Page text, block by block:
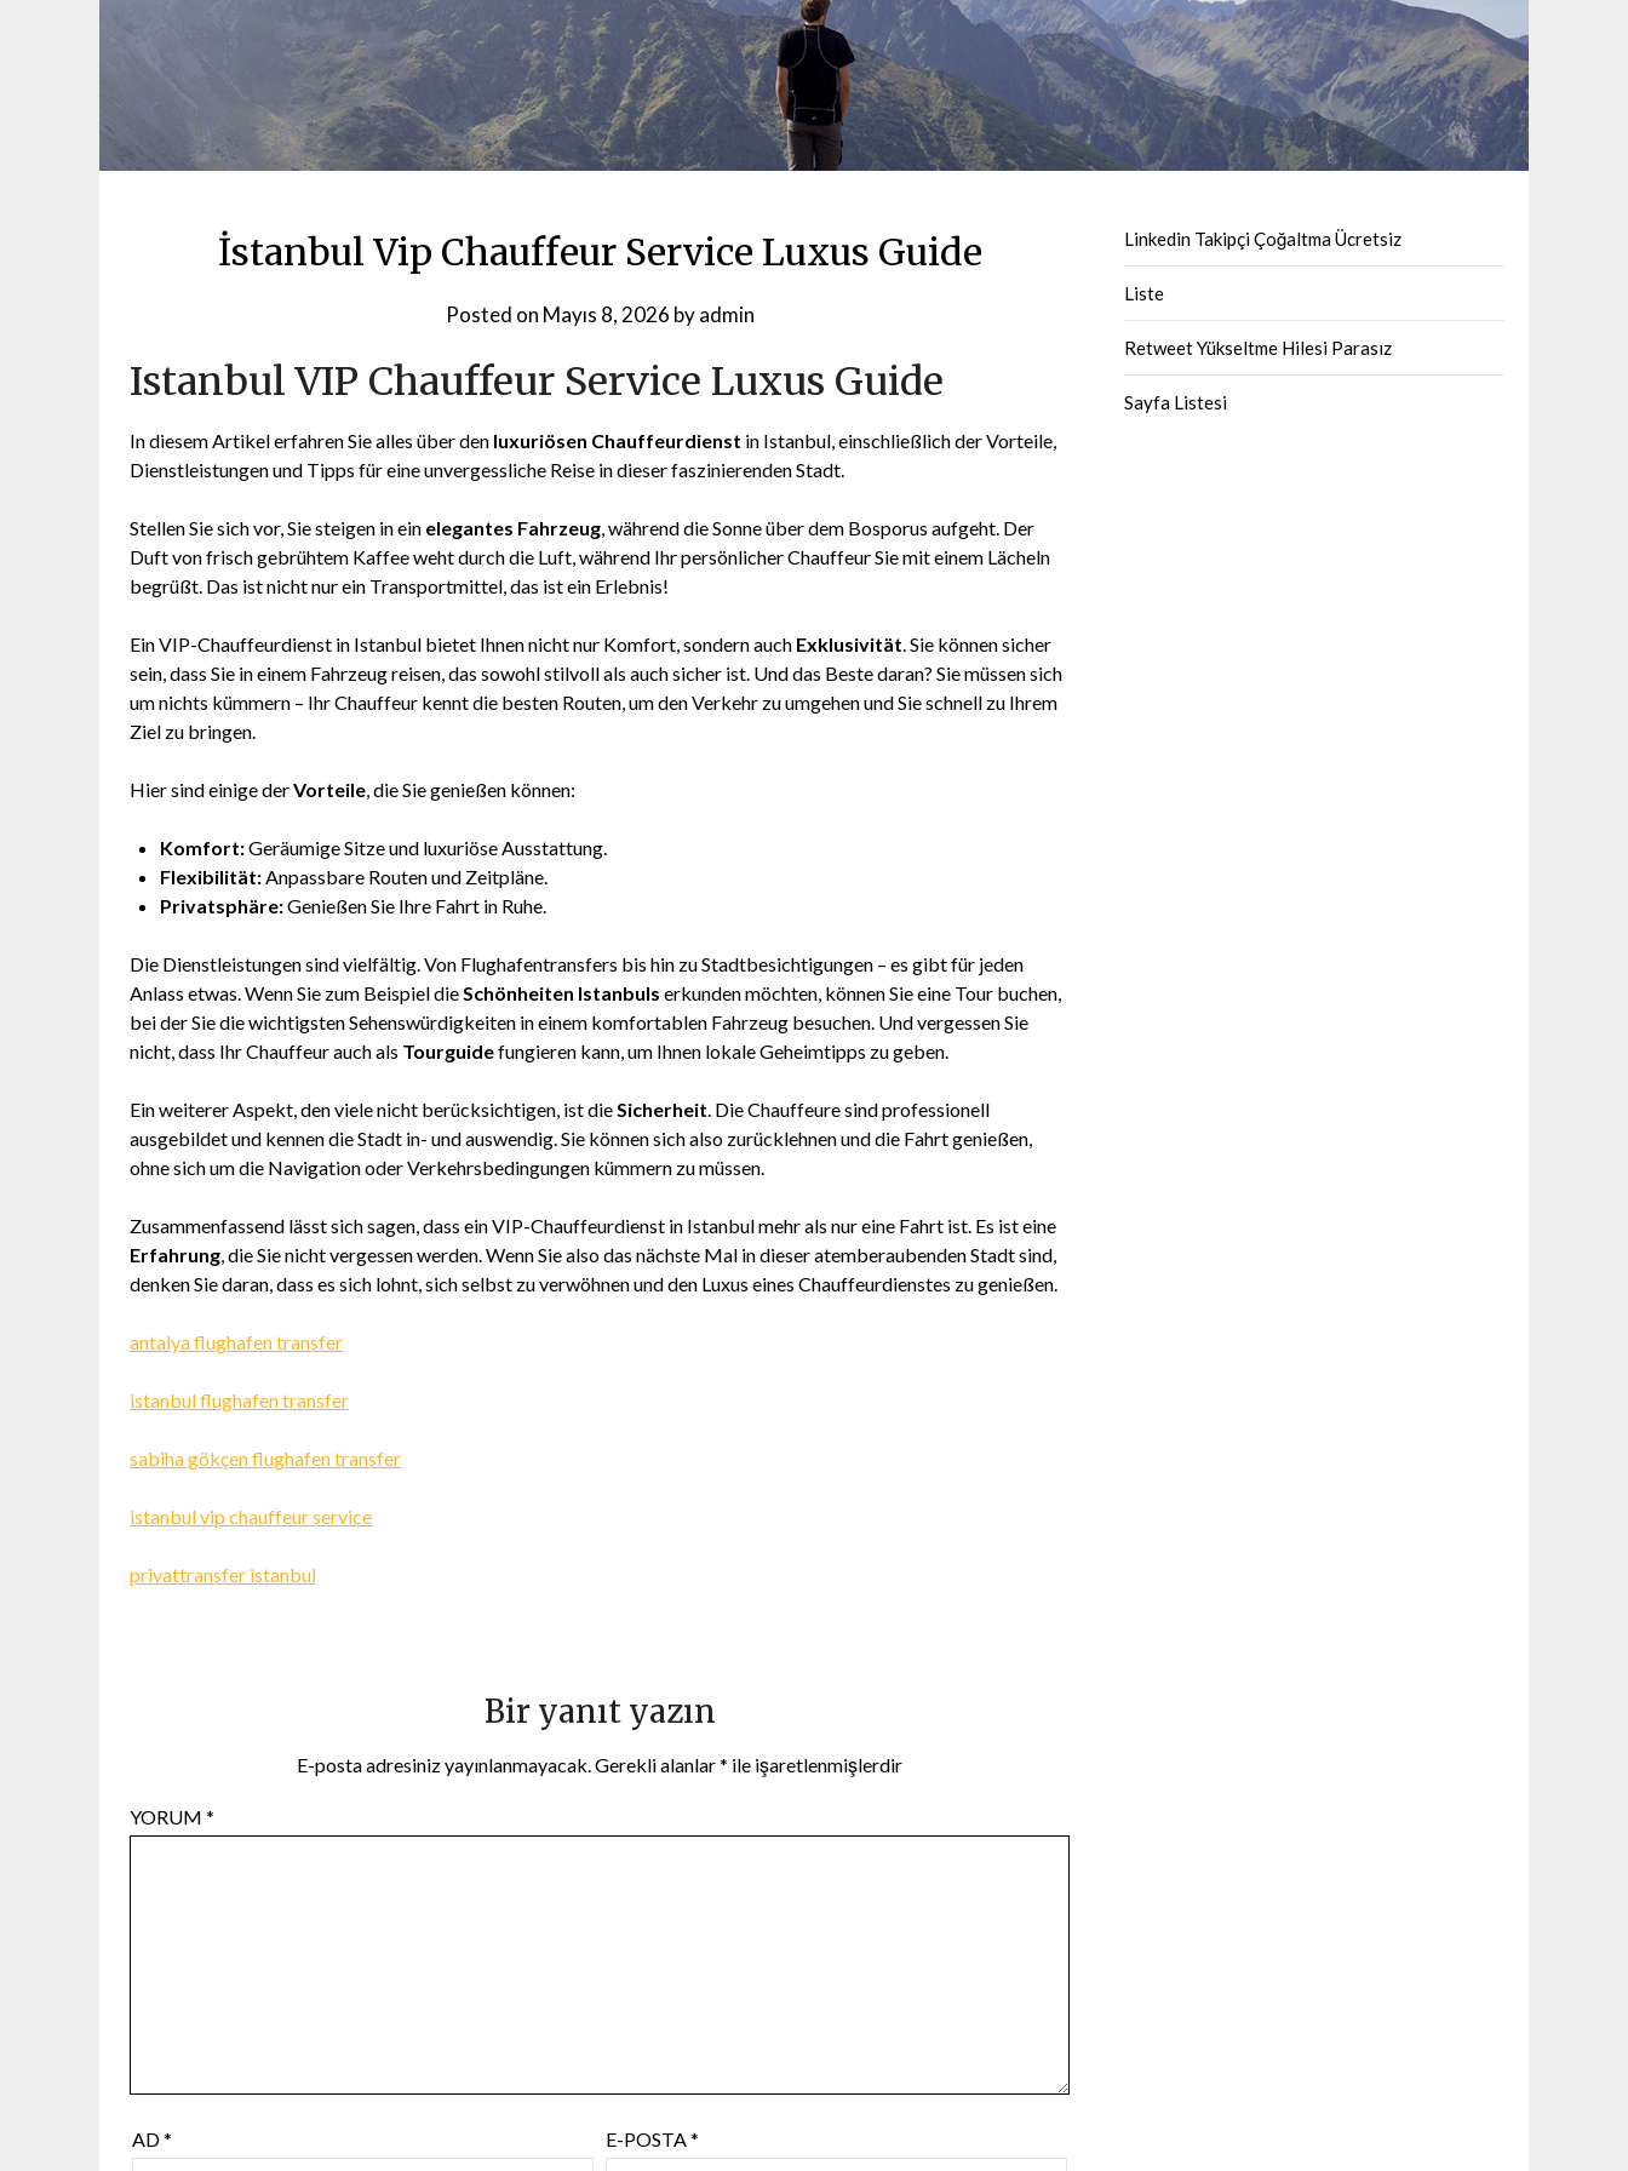
İstanbul Vip Chauffeur Service Luxus Guide
Posted on Mayıs 8, 2026 byadmin
Istanbul VIP Chauffeur Service Luxus Guide
In diesem Artikel erfahren Sie alles über den luxuriösen Chauffeurdienst in Istanbul, einschließlich der Vorteile,
Dienstleistungen und Tipps für eine unvergessliche Reise in dieser faszinierenden Stadt.
Stellen Sie sich vor, Sie steigen in ein elegantes Fahrzeug, während die Sonne über dem Bosporus aufgeht. Der
Duft von frisch gebrühtem Kaffee weht durch die Luft, während Ihr persönlicher Chauffeur Sie mit einem Lächeln
begrüßt. Das ist nicht nur ein Transportmittel, das ist ein Erlebnis!
Ein VIP-Chauffeurdienst in Istanbul bietet Ihnen nicht nur Komfort, sondern auch Exklusivität. Sie können sicher
sein, dass Sie in einem Fahrzeug reisen, das sowohl stilvoll als auch sicher ist. Und das Beste daran? Sie müssen sich
um nichts kümmern – Ihr Chauffeur kennt die besten Routen, um den Verkehr zu umgehen und Sie schnell zu Ihrem
Ziel zu bringen.
Hier sind einige derVorteile, die Sie genießen können:
Komfort:Geräumige Sitze und luxuriöse Ausstattung.
Flexibilität:Anpassbare Routen und Zeitpläne.
Privatsphäre:Genießen Sie Ihre Fahrt in Ruhe.
Die Dienstleistungen sind vielfältig. Von Flughafentransfers bis hin zu Stadtbesichtigungen – es gibt für jeden
Anlass etwas. Wenn Sie zum Beispiel dieSchönheiten Istanbuls erkunden möchten, können Sie eine Tour buchen,
bei der Sie die wichtigsten Sehenswürdigkeiten in einem komfortablen Fahrzeug besuchen. Und vergessen Sie
nicht, dass Ihr Chauffeur auch als Tourguidefungieren kann, um Ihnen lokale Geheimtipps zu geben.
Ein weiterer Aspekt, den viele nicht berücksichtigen, ist dieSicherheit. Die Chauffeure sind professionell
ausgebildet und kennen die Stadt in- und auswendig. Sie können sich also zurücklehnen und die Fahrt genießen,
ohne sich um die Navigation oder Verkehrsbedingungen kümmern zu müssen.
Zusammenfassend lässt sich sagen, dass ein VIP-Chauffeurdienst in Istanbul mehr als nur eine Fahrt ist. Es ist eine
Erfahrung, die Sie nicht vergessen werden. Wenn Sie also das nächste Mal in dieser atemberaubenden Stadt sind,
denken Sie daran, dass es sich lohnt, sich selbst zu verwöhnen und den Luxus eines Chauffeurdienstes zu genießen.
antalya flughafen transfer
istanbul flughafen transfer
sabiha gökçen flughafen transfer
istanbul vip chauffeur service
privattransfer istanbul
Bir yanıt yazın
E-posta adresiniz yayınlanmayacak.Gerekli alanlar* ile işaretlenmişlerdir
YORUM *
AD* E-POSTA*
Linkedin Takipçi Çoğaltma Ücretsiz
Liste
Retweet Yükseltme Hilesi Parasız
Sayfa Listesi